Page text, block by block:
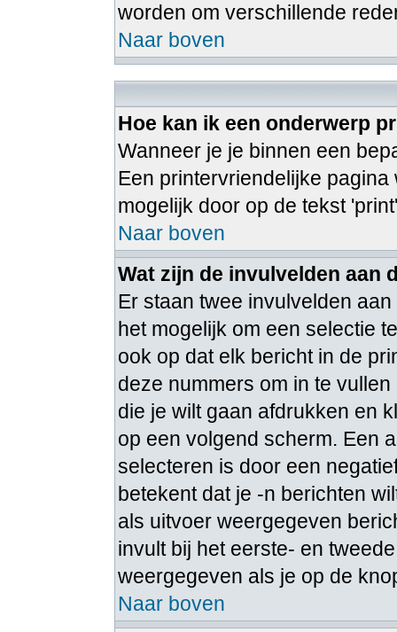
worden om verschillende
Naar boven
Hoe kan ik een onderwerp
Wanneer je je binnen een
Een printervriendelijke
mogelijk door op de tekst
Naar boven
Wat zijn de invulvelden aan
Er staan twee invulvelden
het mogelijk om een selectie
ook op dat elk bericht in de
deze nummers om in te
die je wilt gaan afdrukken en
op een volgend scherm. Een
selecteren is door een
betekent dat je -n berichten
als uitvoer weergegeven
invult bij het eerste- en
weergegeven als je op de
Naar boven